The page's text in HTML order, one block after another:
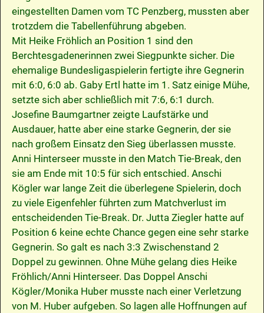
eingestellten Damen vom TC Penzberg, mussten aber
trotzdem die Tabellenführung abgeben.
Mit Heike Fröhlich an Position 1 sind den
Berchtesgadenerinnen zwei Siegpunkte sicher. Die
ehemalige Bundesligaspielerin fertigte ihre Gegnerin
mit 6:0, 6:0 ab. Gaby Ertl hatte im 1. Satz einige Mühe,
setzte sich aber schließlich mit 7:6, 6:1 durch.
Josefine Baumgartner zeigte Laufstärke und
Ausdauer, hatte aber eine starke Gegnerin, der sie
nach großem Einsatz den Sieg überlassen musste.
Anni Hinterseer musste in den Match Tie-Break, den
sie am Ende mit 10:5 für sich entschied. Anschi
Kögler war lange Zeit die überlegene Spielerin, doch
zu viele Eigenfehler führten zum Matchverlust im
entscheidenden Tie-Break. Dr. Jutta Ziegler hatte auf
Position 6 keine echte Chance gegen eine sehr starke
Gegnerin. So galt es nach 3:3 Zwischenstand 2
Doppel zu gewinnen. Ohne Mühe gelang dies Heike
Fröhlich/Anni Hinterseer. Das Doppel Anschi
Kögler/Monika Huber musste nach einer Verletzung
von M. Huber aufgeben. So lagen alle Hoffnungen auf